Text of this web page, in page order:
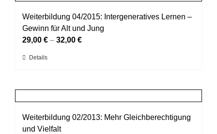
Varianten
auf.
Die
Optionen
auf
Weiterbildung 04/2015: Intergeneratives Lernen –
Gewinn für Alt und Jung
29,00 € – 32,00 €
Dieses
Varianten
auf.
Die
Details
Weiterbildung 02/2013: Mehr Gleichberechtigung
und Vielfalt